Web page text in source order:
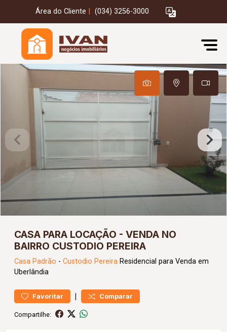
Área do Cliente (034) 3256-3000
CASA PARA LOCAÇÃO - VENDA NO
BAIRRO CUSTODIO PEREIRA
Casa Padrão - Custodio Pereira Residencial para Venda em
Uberlândia
Favoritar | Comparar
Compartilhe: